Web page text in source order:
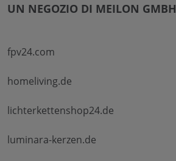
UN NEGOZIO DI MEILON GMBH
fpv24.com
homeliving.de
lichterkettenshop24.de
luminara-kerzen.de